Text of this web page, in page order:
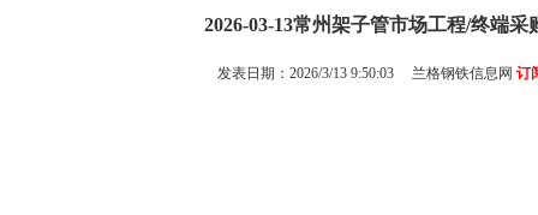
2026-03-13常州架子管市场工程/终端采
发表日期：2026/3/13 9:50:03 兰格钢铁信息网 订